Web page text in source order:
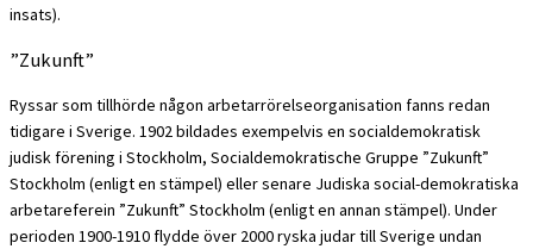
insats).
”Zukunft”
Ryssar som tillhörde någon arbetarrörelseorganisation fanns redan
tidigare i Sverige. 1902 bildades exempelvis en socialdemokratisk
judisk förening i Stockholm, Socialdemokratische Gruppe ”Zukunft”
Stockholm (enligt en stämpel) eller senare Judiska social-demokratiska
arbetareferein ”Zukunft” Stockholm (enligt en annan stämpel). Under
perioden 1900-1910 flydde över 2000 ryska judar till Sverige undan